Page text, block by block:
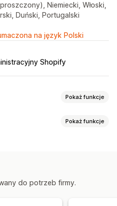
Niemiecki, Włoski,
Duński, Portugalski
na język Polski
Shopify
Pokaż funkcje
Pokaż funkcje
do potrzeb firmy.